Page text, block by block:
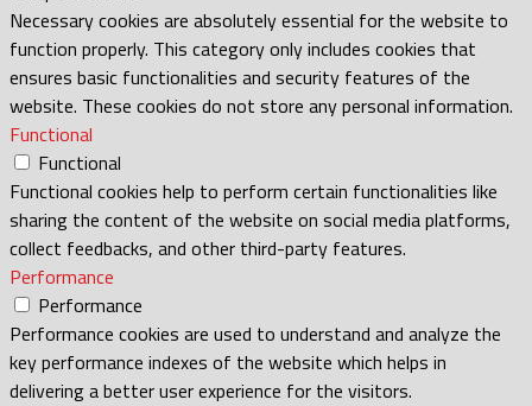
Necessary cookies are absolutely essential for the website to
function properly. This category only includes cookies that
ensures basic functionalities and security features of the
website. These cookies do not store any personal information.
Functional
Functional
Functional cookies help to perform certain functionalities like
sharing the content of the website on social media platforms,
collect feedbacks, and other third-party features.
Performance
Performance
Performance cookies are used to understand and analyze the
key performance indexes of the website which helps in
delivering a better user experience for the visitors.